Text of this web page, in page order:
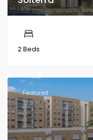
2 Beds
Featured